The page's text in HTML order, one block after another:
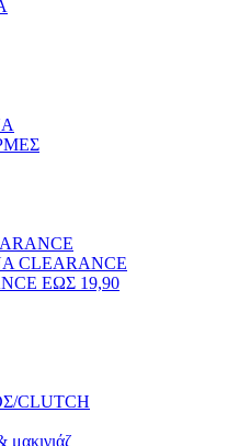
CLEARANCE
ΕΩΣ 19,90
CLUTCH